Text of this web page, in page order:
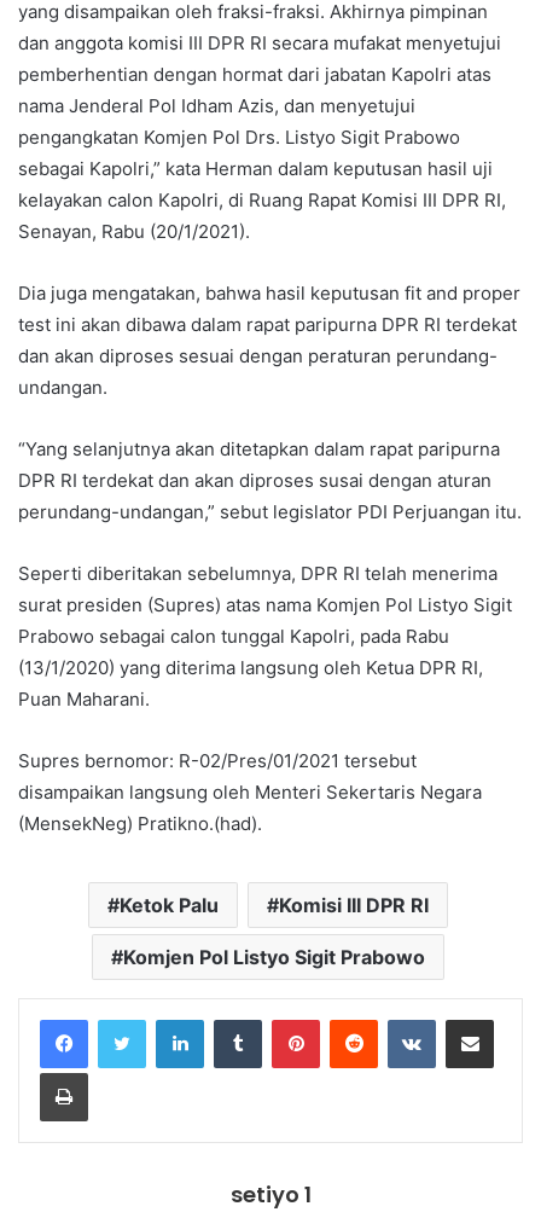
yang disampaikan oleh fraksi-fraksi. Akhirnya pimpinan
dan anggota komisi III DPR RI secara mufakat menyetujui
pemberhentian dengan hormat dari jabatan Kapolri atas
nama Jenderal Pol Idham Azis, dan menyetujui
pengangkatan Komjen Pol Drs. Listyo Sigit Prabowo
sebagai Kapolri,” kata Herman dalam keputusan hasil uji
kelayakan calon Kapolri, di Ruang Rapat Komisi III DPR RI,
Senayan, Rabu (20/1/2021).
Dia juga mengatakan, bahwa hasil keputusan fit and proper
test ini akan dibawa dalam rapat paripurna DPR RI terdekat
dan akan diproses sesuai dengan peraturan perundang-
undangan.
“Yang selanjutnya akan ditetapkan dalam rapat paripurna
DPR RI terdekat dan akan diproses susai dengan aturan
perundang-undangan,” sebut legislator PDI Perjuangan itu.
Seperti diberitakan sebelumnya, DPR RI telah menerima
surat presiden (Supres) atas nama Komjen Pol Listyo Sigit
Prabowo sebagai calon tunggal Kapolri, pada Rabu
(13/1/2020) yang diterima langsung oleh Ketua DPR RI,
Puan Maharani.
Supres bernomor: R-02/Pres/01/2021 tersebut
disampaikan langsung oleh Menteri Sekertaris Negara
(MensekNeg) Pratikno.(had).
Ketok Palu Komisi III DPR RI
Komjen Pol Listyo Sigit Prabowo
LinkedInTumblr PinterestReddit VKontakteShare via Email
Print
setiyo 1